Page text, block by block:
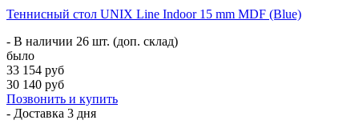
Теннисный стол UNIX Line Indoor 15 mm MDF (Blue)
- В наличии 26 шт. (доп. склад)
было
33 154 руб
30 140 руб
Позвонить и купить
- Доставка 3 дня